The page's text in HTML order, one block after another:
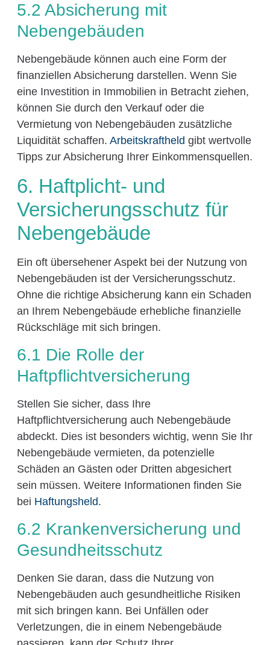
5.2 Absicherung mit
Nebengebäuden
Nebengebäude können auch eine Form der
finanziellen Absicherung darstellen. Wenn Sie
eine Investition in Immobilien in Betracht ziehen,
können Sie durch den Verkauf oder die
Vermietung von Nebengebäuden zusätzliche
Liquidität schaffen. Arbeitskraftheld gibt wertvolle
Tipps zur Absicherung Ihrer Einkommensquellen.
6. Haftplicht- und
Versicherungsschutz für
Nebengebäude
Ein oft übersehener Aspekt bei der Nutzung von
Nebengebäuden ist der Versicherungsschutz.
Ohne die richtige Absicherung kann ein Schaden
an Ihrem Nebengebäude erhebliche finanzielle
Rückschläge mit sich bringen.
6.1 Die Rolle der
Haftpflichtversicherung
Stellen Sie sicher, dass Ihre
Haftpflichtversicherung auch Nebengebäude
abdeckt. Dies ist besonders wichtig, wenn Sie Ihr
Nebengebäude vermieten, da potenzielle
Schäden an Gästen oder Dritten abgesichert
sein müssen. Weitere Informationen finden Sie
bei Haftungsheld.
6.2 Krankenversicherung und
Gesundheitsschutz
Denken Sie daran, dass die Nutzung von
Nebengebäuden auch gesundheitliche Risiken
mit sich bringen kann. Bei Unfällen oder
Verletzungen, die in einem Nebengebäude